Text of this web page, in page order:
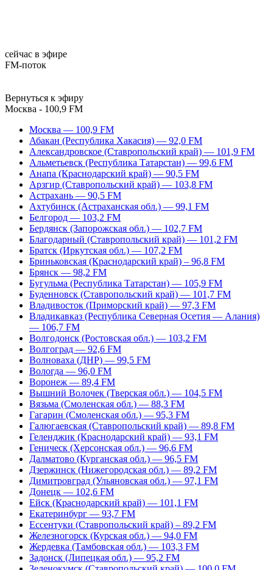
сейчас в эфире
FM-поток
Вернуться к эфиру
Москва - 100,9 FM
Москва — 100,9 FM
Абакан (Республика Хакасия) — 92,0 FM
Александровское (Ставропольский край) — 101,9 FM
Альметьевск (Республика Татарстан) — 99,6 FM
Анапа (Краснодарский край) — 90,5 FM
Арзгир (Ставропольский край) — 103,8 FM
Астрахань — 90,5 FM
Ахтубинск (Астраханская обл.) — 99,1 FM
Белгород — 103,2 FM
Бердянск (Запорожская обл.) — 102,7 FM
Благодарный (Ставропольский край) — 101,2 FM
Братск (Иркутская обл.) — 107,2 FM
Бриньковская (Краснодарский край) – 96,8 FM
Брянск — 98,2 FM
Бугульма (Республика Татарстан) — 105,9 FM
Буденновск (Ставропольский край) — 101,7 FM
Владивосток (Приморский край) — 97,3 FM
Владикавказ (Республика Северная Осетия — Алания)
— 106,7 FM
Волгодонск (Ростовская обл.) — 103,2 FM
Волгоград — 92,6 FM
Волноваха (ДНР) — 99,5 FM
Вологда — 96,0 FM
Воронеж — 89,4 FM
Вышний Волочек (Тверская обл.) — 104,5 FM
Вязьма (Смоленская обл.) — 88,3 FM
Гагарин (Смоленская обл.) — 95,3 FM
Галюгаевская (Ставропольский край) — 89,8 FM
Геленджик (Краснодарский край) — 93,1 FM
Геническ (Херсонская обл.) — 96,6 FM
Далматово (Курганская обл.) — 96,5 FM
Дзержинск (Нижегородская обл.) — 89,2 FM
Димитровград (Ульяновская обл.) — 97,1 FM
Донецк — 102,6 FM
Ейск (Краснодарский край) — 101,1 FM
Екатеринбург — 93,7 FM
Ессентуки (Ставропольский край) – 89,2 FM
Железногорск (Курская обл.) — 94,0 FM
Жердевка (Тамбовская обл.) — 103,3 FM
Задонск (Липецкая обл.) — 95,2 FM